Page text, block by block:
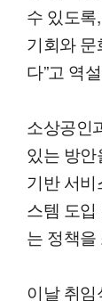
수 있도록
기회와
다”고 역
소상공인
있는 방
기반 서비
스템 도
는 정책
이날 취